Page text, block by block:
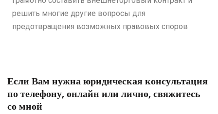
решить многие другие вопросы для
предотвращения возможных правовых споров
Если Вам нужна юридическая консультация
по телефону, онлайн или лично, свяжитесь
со мной